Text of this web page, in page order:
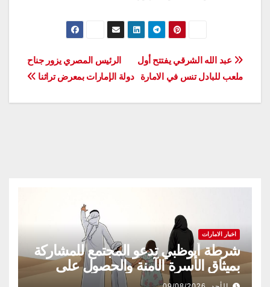
تصفّح
المقالات
الرئيس المصري يزور جناح
دولة الإمارات بمعرض تراثنا
عبد الله الشرقي يفتتح أول
ملعب للبادل تنس في الامارة
اخبار الامارات
شرطة أبوظبي تدعو المجتمع للمشاركة
بميثاق الأسرة الآمنة والحصول على
شهادة «سفير»